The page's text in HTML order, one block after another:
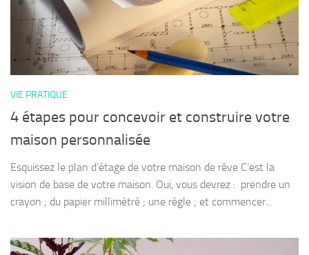
VIE PRATIQUE
4 étapes pour concevoir et construire votre
maison personnalisée
Esquissez le plan d’étage de votre maison de rêve C’est la
vision de base de votre maison. Oui, vous devrez : prendre un
crayon ; du papier millimétré ; une règle ; et commencer...